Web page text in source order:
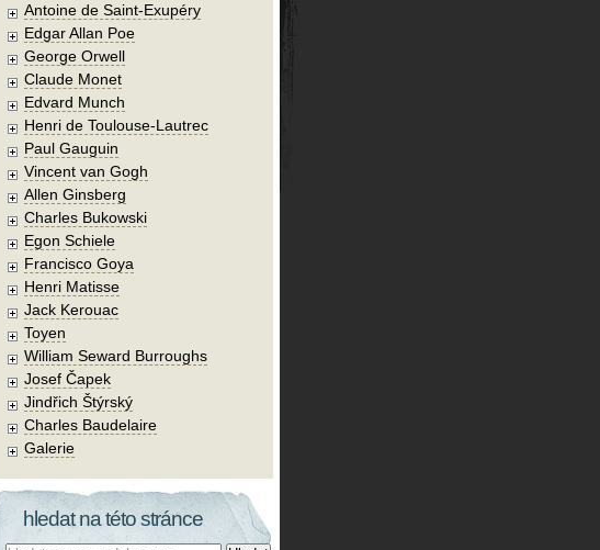
Antoine de Saint-Exupéry
Edgar Allan Poe
George Orwell
Claude Monet
Edvard Munch
Henri de Toulouse-Lautrec
Paul Gauguin
Vincent van Gogh
Allen Ginsberg
Charles Bukowski
Egon Schiele
Francisco Goya
Henri Matisse
Jack Kerouac
Toyen
William Seward Burroughs
Josef Čapek
Jindřich Štýrský
Charles Baudelaire
Galerie
hledat na této stránce